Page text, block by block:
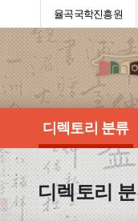
율곡국학진흥원
디렉토리 분류
디렉토리